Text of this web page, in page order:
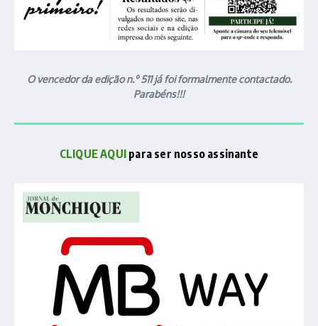
O vencedor da edição n.º 511 já foi formalmente contactado.
Parabéns!!!
CLIQUE AQUI para ser nosso assinante